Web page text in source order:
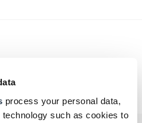
process your personal data,
such as cookies to
Übersicht